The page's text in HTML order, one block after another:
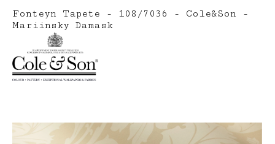
Fonteyn Tapete - 108/7036 - Cole&Son -
Mariinsky Damask